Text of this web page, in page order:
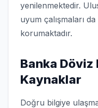
yenilenmektedir.
uyum çalışmaları
korumaktadır.
Banka Döviz
Kaynaklar
Doğru bilgiye